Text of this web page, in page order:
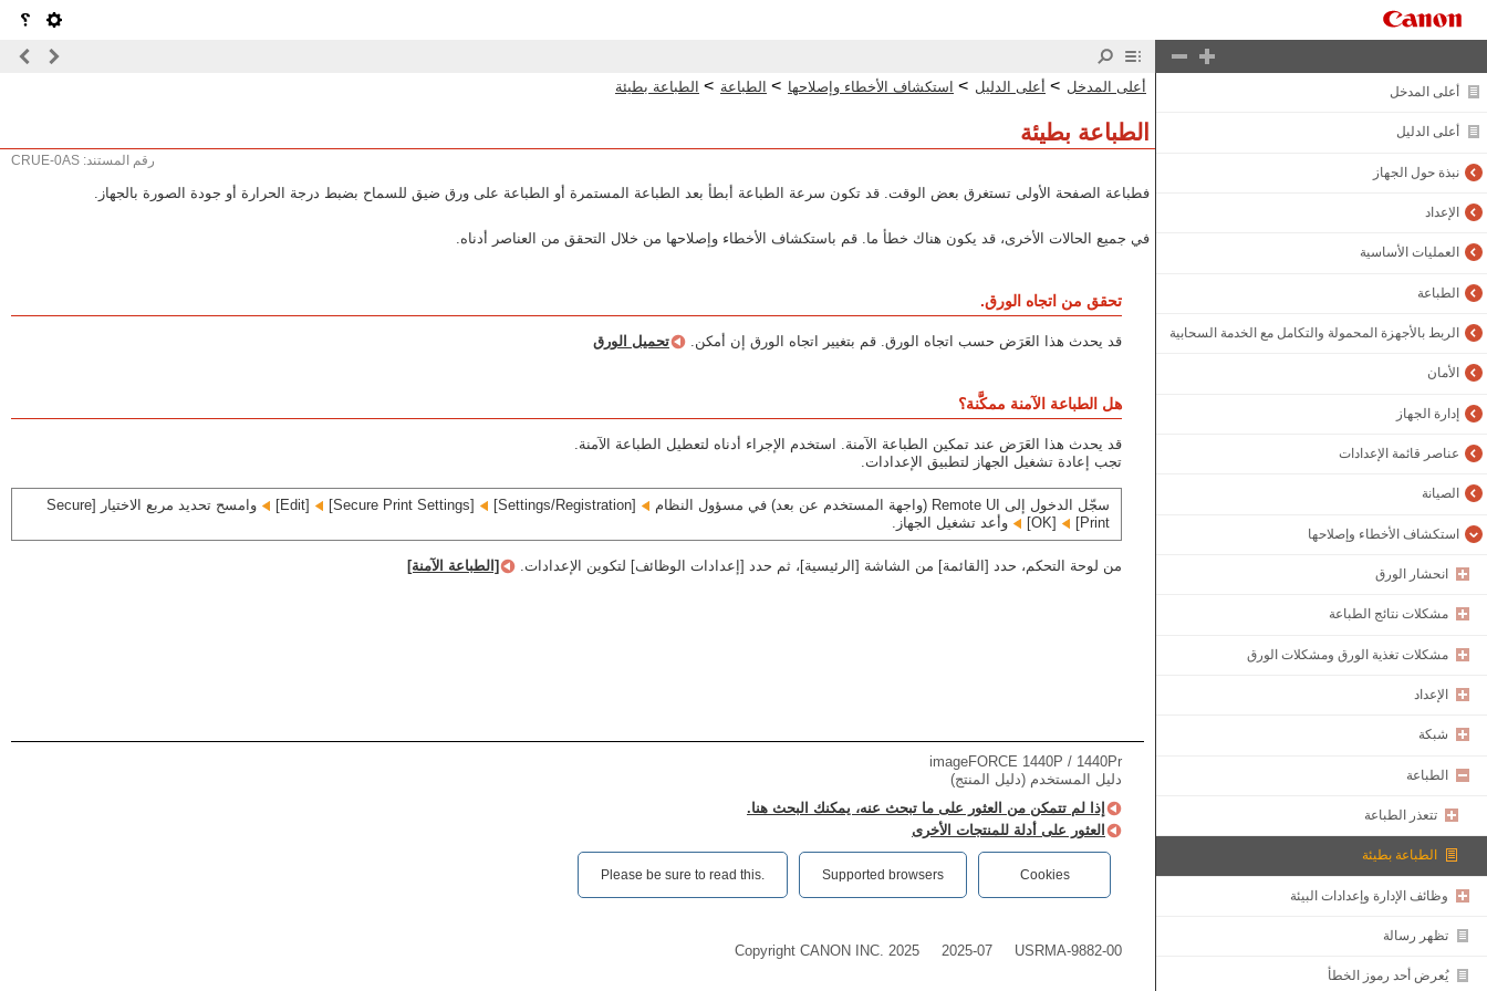
أعلى المدخل
أعلى الدليل
نبذة حول الجهاز
الإعداد
العمليات الأساسية
الطباعة
الربط بالأجهزة المحمولة والتكامل مع الخدمة السحابية
الأمان
إدارة الجهاز
عناصر قائمة الإعدادات
الصيانة
استكشاف الأخطاء وإصلاحها
انحشار الورق
مشكلات نتائج الطباعة
مشكلات تغذية الورق ومشكلات الورق
الإعداد
شبكة
الطباعة
تتعذر الطباعة
الطباعة بطيئة
وظائف الإدارة وإعدادات البيئة
تظهر رسالة
يُعرض أحد رموز الخطأ
أعلى المدخل > أعلى الدليل > استكشاف الأخطاء وإصلاحها > الطباعة > الطباعة بطيئة
الطباعة بطيئة
رقم المستند: CRUE-0AS
فطباعة الصفحة الأولى تستغرق بعض الوقت. قد تكون سرعة الطباعة أبطأ بعد الطباعة المستمرة أو الطباعة على ورق ضيق للسماح بضبط درجة الحرارة أو جودة الصورة بالجهاز.
في جميع الحالات الأخرى، قد يكون هناك خطأ ما. قم باستكشاف الأخطاء وإصلاحها من خلال التحقق من العناصر أدناه.
تحقق من اتجاه الورق.
قد يحدث هذا العَرَض حسب اتجاه الورق. قم بتغيير اتجاه الورق إن أمكن. تحميل الورق
هل الطباعة الآمنة ممكَّنة؟
قد يحدث هذا العَرَض عند تمكين الطباعة الآمنة. استخدم الإجراء أدناه لتعطيل الطباعة الآمنة.
تجب إعادة تشغيل الجهاز لتطبيق الإعدادات.
سجّل الدخول إلى ‏Remote UI (واجهة المستخدم عن بعد) في مسؤول النظام [Settings/Registration]‏
[Secure Print Settings]‏
[Edit]‏
وامسح تحديد مربع الاختيار [Secure
Print]‏
[OK]‏ وأعد تشغيل الجهاز.
من لوحة التحكم، حدد [القائمة] من الشاشة [الرئيسية]، ثم حدد [إعدادات الوظائف] لتكوين الإعدادات. [الطباعة الآمنة]
imageFORCE 1440P / 1440Pr
دليل المستخدم (دليل المنتج)
إذا لم تتمكن من العثور على ما تبحث عنه، يمكنك البحث هنا.
العثور على أدلة للمنتجات الأخرى
Please be sure to read this.‎ Supported browsers Cookies
USRMA-9882-00
2025-07
Copyright CANON INC. 2025